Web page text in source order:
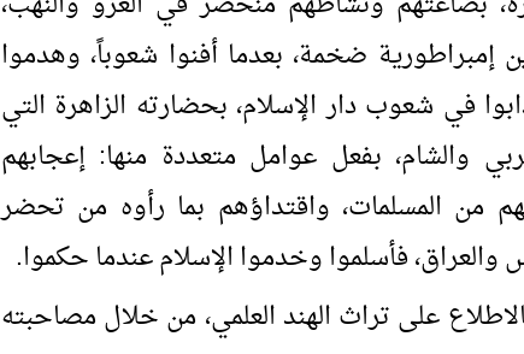
ضخمة، بعدما أفنوا شعوباً، وهدموا
في شعوب دار الإسلام، بحضارته الزاهرة التي
والشام، بفعل عوامل متعددة منها: إعجابهم
من المسلمات، واقتداؤهم بما رأوه من تحضر
فأسلموا وخدموا الإسلام عندما حكموا.
على تراث الهند العلمي، من خلال مصاحبته